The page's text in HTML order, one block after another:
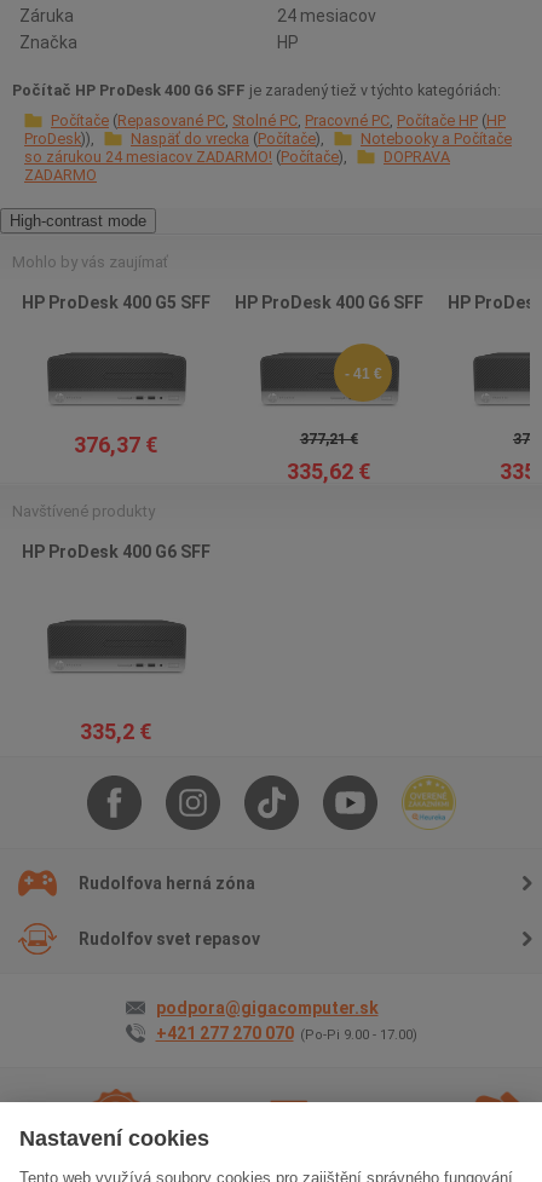
Nastavení cookies
Tento web využívá soubory cookies pro zajištění správného fungování
Záruka
24 mesiacov
Značka
HP
Počítač HP ProDesk 400 G6 SFF je zaradený tiež v týchto kategóriách:
Počítače Repasované PC Stolné PC Pracovné PC Počítače HP HP
ProDesk
Naspäť do vrecka Počítače
Notebooky a Počítače
so zárukou 24 mesiacov ZADARMO! Počítače
DOPRAVA
ZADARMO
High-contrast mode
Mohlo by vás zaujímať
HP ProDesk 400 G5 SFF
376,37 €
HP ProDesk 400 G6 SFF
- 41 €
377,21 €
335,62 €
HP
Navštívené produkty
HP ProDesk 400 G6 SFF
335,2 €
Rudolfova herná zóna
Rudolfov svet repasov
podpora@gigacomputer.sk
+421 277 270 070 (Po-Pi 9.00 - 17.00)